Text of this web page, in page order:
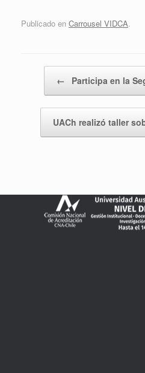
Publicado en Carrousel VIDCA.
← Participa en la
UACh realizó taller